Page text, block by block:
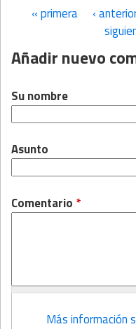
Páginas
« primera ‹
Añadir nuevo
Su nombre
Asunto
Comentario *
Más información